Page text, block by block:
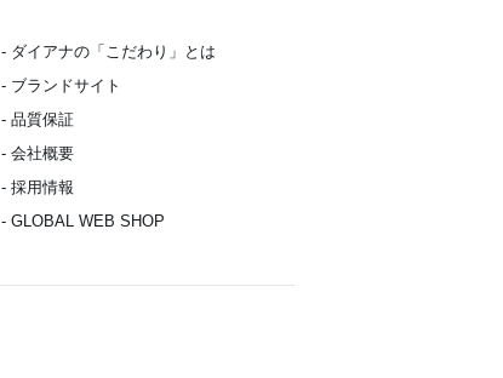
- ダイアナの「こだわり」とは
- ブランドサイト
- 品質保証
- 会社概要
- 採用情報
- GLOBAL WEB SHOP